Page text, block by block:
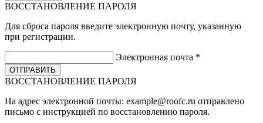
ВОССТАНОВЛЕНИЕ ПАРОЛЯ
Для сброса пароля введите электронную почту, указанную
при регистрации.
Электронная почта *
ВОССТАНОВЛЕНИЕ ПАРОЛЯ
На адрес электронной почты: example@roofc.ru отправлено
письмо с инструкцией по восстановлению пароля.